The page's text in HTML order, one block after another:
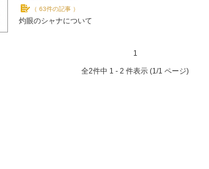
（ 63件の記事 ）
灼眼のシャナについて
1
全2件中 1 - 2 件表示 (1/1 ページ)